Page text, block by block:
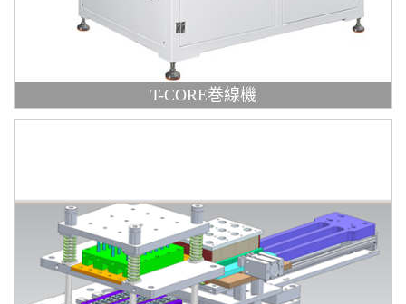
T-CORE巻線機